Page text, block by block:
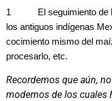
1 El seguimiento de la
los antiguos indígenas
cocimiento mismo del
procesarlo, etc.
Recordemos que aún,
modernos de los cuales